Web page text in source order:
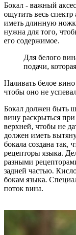
Бокал - важный
ощутить весь спектр
иметь длинную
нужна для того,
его содержимое.
Для белого
подачи,
Наливать белое
чтобы оно не
Бокал должен быть
вину раскрыться
верхней, чтобы не
должен иметь
бокала создана так,
рецепторы языка.
разными
задней частью.
бокам языка.
поток вина.